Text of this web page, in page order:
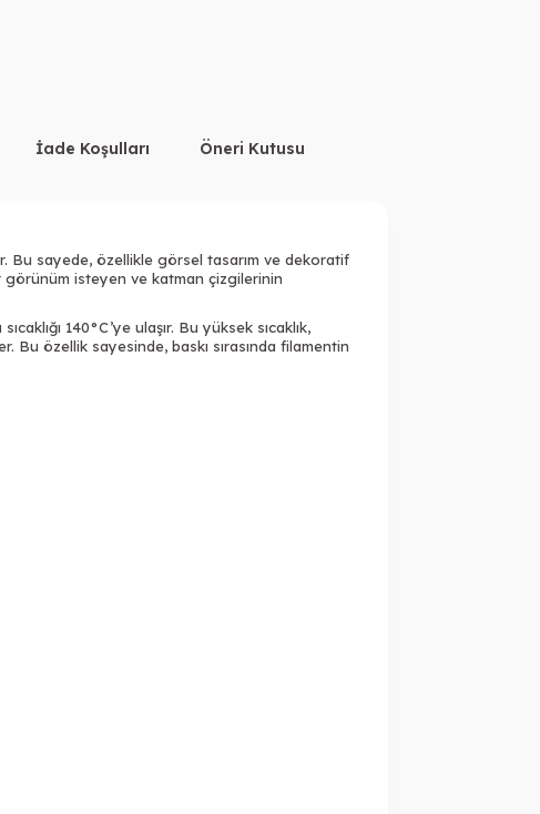
İade Koşulları Öneri Kutusu
Bu sayede, özellikle görsel tasarım ve dekoratif
görünüm isteyen ve katman çizgilerinin
140°C’ye ulaşır. Bu yüksek sıcaklık,
Bu özellik sayesinde, baskı sırasında filamentin